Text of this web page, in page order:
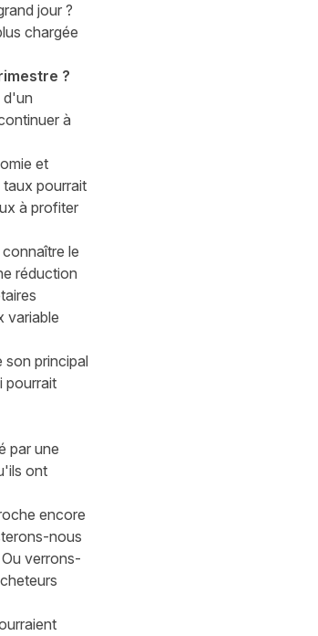
jour ?
chargée
?
d'un
à
et
pourrait
à profiter
le
réduction
variable
son principal
pourrait
par une
ont
encore
nous
verrons-